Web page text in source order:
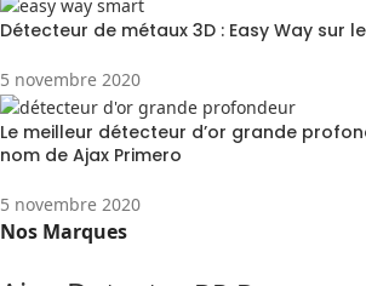
Détecteur de métaux 3D : Easy Way sur
5 novembre 2020
Le meilleur détecteur d’or grande
nom de Ajax Primero
5 novembre 2020
Nos Marques